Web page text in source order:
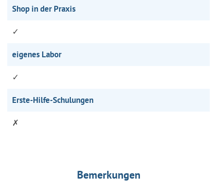
Shop in der Praxis
✓
eigenes Labor
✓
Erste-Hilfe-Schulungen
✗
Bemerkungen